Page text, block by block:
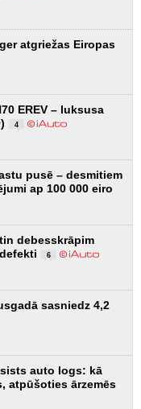
atgriežas Eiropas
EREV – luksusa
4
pusē – desmitiem
ap 100 000 eiro
debesskrāpim
6
sasniedz 4,2
auto logs: kā
atpūšoties ārzemēs